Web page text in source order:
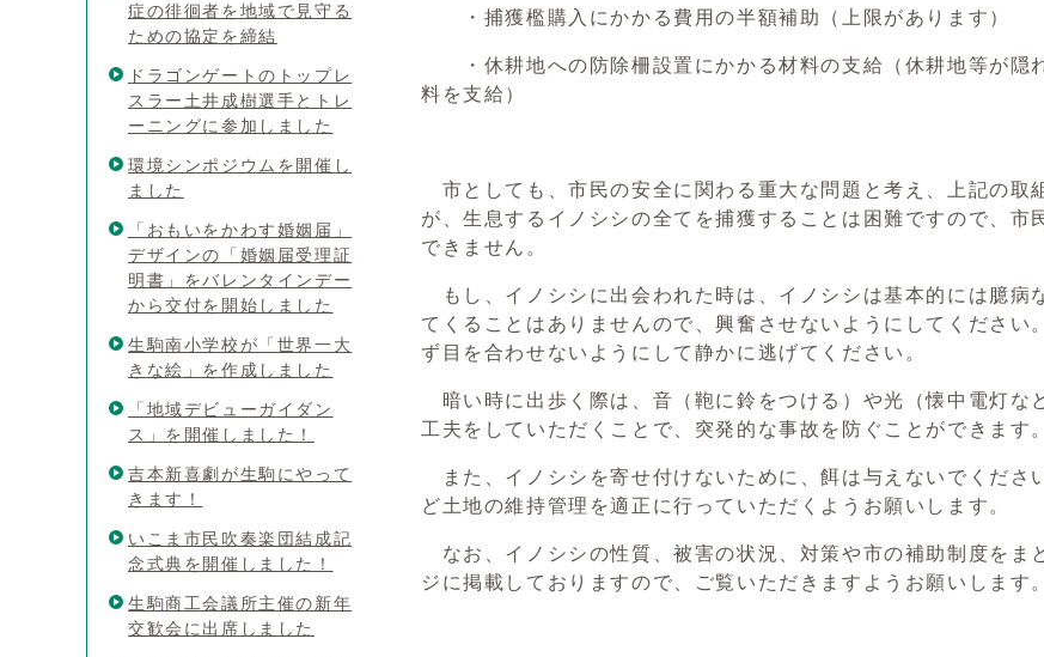
・捕獲檻購入にかかる費用の半額補助（上限があります）
・休耕地への防除柵設置にかかる材料の支給（休耕地等が隠
料を支給）
市としても、市民の安全に関わる重大な問題と考え、上記の取
が、生息するイノシシの全てを捕獲することは困難ですので、
できません。
もし、イノシシに出会われた時は、イノシシは基本的には臆病
てくることはありませんので、興奮させないようにしてくださ
ず目を合わせないようにして静かに逃げてください。
暗い時に出歩く際は、音（鞄に鈴をつける）や光（懐中電灯な
工夫をしていただくことで、突発的な事故を防ぐことができます。
また、イノシシを寄せ付けないために、餌は与えないでくださ
ど土地の維持管理を適正に行っていただくようお願いします。
なお、イノシシの性質、被害の状況、対策や市の補助制度をま
ジに掲載しておりますので、ご覧いただきますようお願いします。
症の徘徊者を地域で見守る
ための協定を締結
ドラゴンゲートのトップレ
スラー土井成樹選手とトレ
ーニングに参加しました
環境シンポジウムを開催し
ました
「おもいをかわす婚姻届」
デザインの「婚姻届受理証
明書」をバレンタインデー
から交付を開始しました
生駒南小学校が「世界一大
きな絵」を作成しました
「地域デビューガイダン
ス」を開催しました！
吉本新喜劇が生駒にやって
きます！
いこま市民吹奏楽団結成記
念式典を開催しました！
生駒商工会議所主催の新年
交歓会に出席しました